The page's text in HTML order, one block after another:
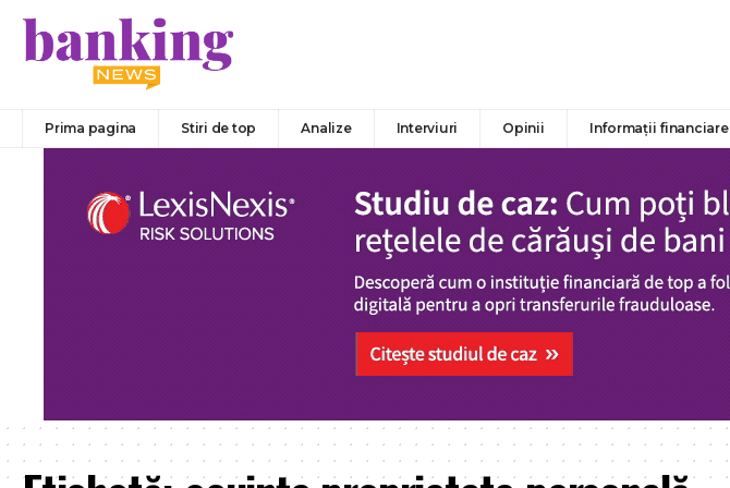
Prima pagina Stiri de top Analize Interviuri Opinii Informații financiare